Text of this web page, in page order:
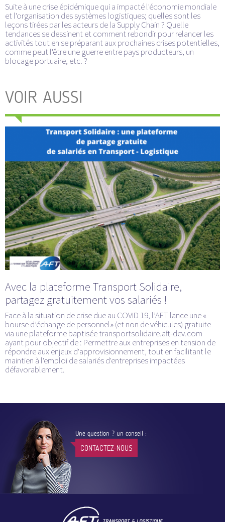
Suite à une crise épidémique qui a impacté l'économie mondiale
et l'organisation des systèmes logistiques; quelles sont les
leçons tirées par les acteurs de la Supply Chain ? Quelle
tendances se dessinent et comment rebondir pour relancer les
activités tout en se préparant aux prochaines crises potentielles,
comme peut l'être une guerre entre pays producteurs, un
blocage portuaire, etc. ?
VOIR AUSSI
Avec la plateforme Transport Solidaire,
partagez gratuitement vos salariés !
Face à la situation de crise due au COVID 19, l’AFT lance une «
bourse d’échange de personnel» (et non de véhicules) gratuite
via une plateforme baptisée transportsolidaire.aft-dev.com
ayant pour objectif de : Permettre aux entreprises en tension de
répondre aux enjeux d'approvisionnement, tout en facilitant le
maintien à l'emploi de salariés d'entreprises impactées
défavorablement.
Une question ? un conseil :
CONTACTEZ-NOUS